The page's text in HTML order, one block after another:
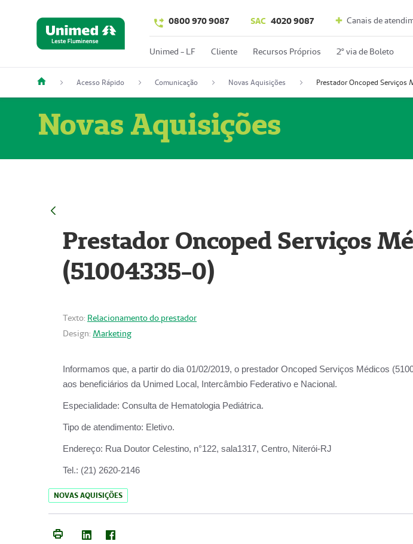
0800 970 9087 SAC 4020 9087 Canais de
Unimed - LF Cliente Recursos Próprios 2º via de Boleto
Acesso Rápido Comunicação Novas Aquisições
Novas Aquisições
Prestador Oncoped Serviços
(51004335-0)
Texto: Relacionamento do prestador
Design: Marketing
Informamos que, a partir do dia 01/02/2019, o prestador Oncoped Serviços Médicos
aos beneficiários da Unimed Local, Intercâmbio Federativo e Nacional.
Especialidade: Consulta de Hematologia Pediátrica.
Tipo de atendimento: Eletivo.
Endereço: Rua Doutor Celestino, n°122, sala1317, Centro, Niterói-RJ
Tel.: (21) 2620-2146
NOVAS AQUISIÇÕES